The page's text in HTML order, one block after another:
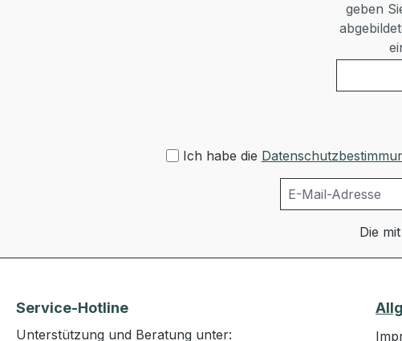
geben
Ich habe die
Die
Service-Hotline
Unterstützung und Beratung unter: